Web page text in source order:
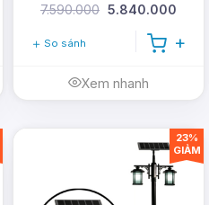
7.590.000 5.840.000
So sánh
Xem nhanh
23%
GIẢM